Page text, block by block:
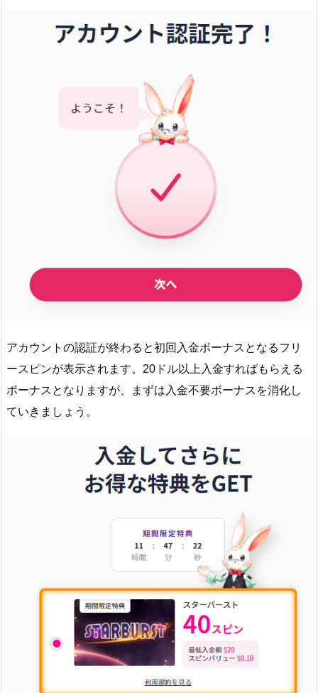
アカウントの認証が終わると初回入金ボーナスとなるフリ
ースピンが表示されます。20ドル以上入金すればもらえる
ボーナスとなりますが、まずは入金不要ボーナスを消化し
ていきましょう。